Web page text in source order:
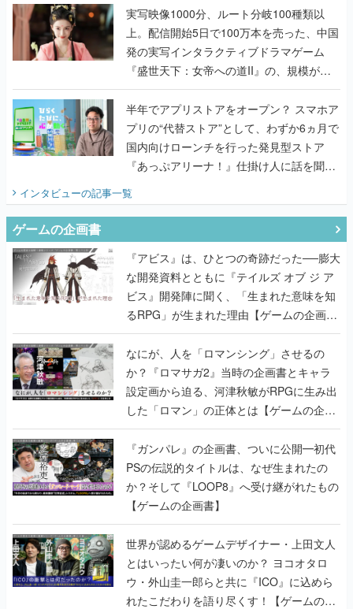
んだレジェンド2人に訊く開発秘話
実写映像1000分、ルート分岐100種類以
上。配信開始5日で100万本を売った、中国
発の実写インタラクティブドラマゲーム
『盛世天下：女帝への道II』の、規模が違
うこだわりをプロデューサーに聞いた
半年でアプリストアをオープン？ スマホア
プリの“代替ストア”として、わずか6ヵ月で
国内向けローンチを行った発見型ストア
『あっぷアリーナ！』仕掛け人に話を聞い
インタビューの記事一覧
ゲームの企画書
『アビス』は、ひとつの奇跡だった──膨大
な開発資料とともに『テイルズ オブ ジ ア
ビス』開発陣に聞く、「生まれた意味を知
るRPG」が生まれた理由【ゲームの企画
書】
なにが、人を「ロマンシング」させるの
か？『ロマサガ2』当時の企画書とキャラ
設定画から迫る、河津秋敏がRPGに生み出
した「ロマン」の正体とは【ゲームの企画
書】
『ガンパレ』の企画書、ついに公開━初代
PSの伝説的タイトルは、なぜ生まれたの
か？そして『LOOP8』へ受け継がれたもの
【ゲームの企画書】
世界が認めるゲームデザイナー・上田文人
とはいったい何が凄いのか？ ヨコオタロ
ウ・外山圭一郎らと共に『ICO』に込めら
れたこだわりを語り尽くす！【ゲームの企